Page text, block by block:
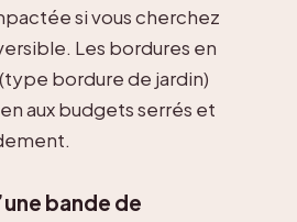
si vous cherchez
Les bordures en
bordure de jardin)
aux budgets serrés et
bande de